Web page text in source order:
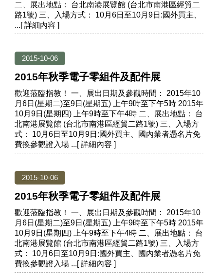
二、展出地點： 台北南港展覽館 (台北市南港區經貿二
路1號) 三、入場方式： 10月6日至10月9日:國外買主、
2015-10-06
2015年秋季電子零組件及配件展
歡迎蒞臨指教！ 一、展出日期及參觀時間： 2015年10
月6日(星期二)至9日(星期五) 上午9時至下午5時 2015年
10月9日(星期四) 上午9時至下午4時 二、展出地點： 台
北南港展覽館 (台北市南港區經貿二路1號) 三、入場方
式： 10月6日至10月9日:國外買主、國內業者憑名片免
費換參觀證入場
2015-10-06
2015年秋季電子零組件及配件展
歡迎蒞臨指教！ 一、展出日期及參觀時間： 2015年10
月6日(星期二)至9日(星期五) 上午9時至下午5時 2015年
10月9日(星期四) 上午9時至下午4時 二、展出地點： 台
北南港展覽館 (台北市南港區經貿二路1號) 三、入場方
式： 10月6日至10月9日:國外買主、國內業者憑名片免
費換參觀證入場